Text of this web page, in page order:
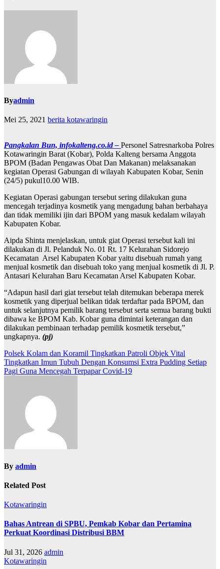
Byadmin
Mei 25, 2021 berita kotawaringin
Pangkalan Bun, infokalteng.co.id – Personel Satresnarkoba Polres
Kotawaringin Barat (Kobar), Polda Kalteng bersama Anggota
BPOM (Badan Pengawas Obat Dan Makanan) melaksanakan
kegiatan Operasi Gabungan di wilayah Kabupaten Kobar, Senin
(24/5) pukul10.00 WIB.
Kegiatan Operasi gabungan tersebut sering dilakukan guna
mencegah terjadinya kosmetik yang mengadung bahan berbahaya
dan tidak memiliki ijin dari BPOM yang masuk kedalam wilayah
Kabupaten Kobar.
Aipda Shinta menjelaskan, untuk giat Operasi tersebut kali ini
dilakukan di Jl. Pelanduk No. 01 Rt. 17 Kelurahan Sidorejo
Kecamatan Arsel Kabupaten Kobar yaitu disebuah rumah yang
menjual kosmetik dan disebuah toko yang menjual kosmetik di Jl. P.
Antasari Kelurahan Baru Kecamatan Arsel Kabupaten Kobar.
“Adapun hasil dari giat tersebut telah ditemukan beberapa merek
kosmetik yang diperjual belikan tidak terdaftar pada BPOM, dan
untuk selanjutnya pemilik barang tersebut serta semua barang bukti
dibawa ke BPOM Kab. Kobar guna dimintai keterangan dan
dilakukan pembinaan terhadap pemilik kosmetik tersebut,”
ungkapnya. (pj)
Navigasi
pos
Polsek Kolam dan Koramil Tingkatkan Patroli Objek Vital
Tingkatkan Imun Tubuh Dengan Konsumsi Extra Pudding Setiap
Pagi Guna Mencegah Terpapar Covid-19
By admin
Related Post
Kotawaringin
Bahas Antrean di SPBU, Pemkab Kobar dan Pertamina
Perkuat Koordinasi Distribusi BBM
Jul 31, 2026 admin
Kotawaringin